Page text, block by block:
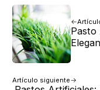
Pasto
Artículo siguiente